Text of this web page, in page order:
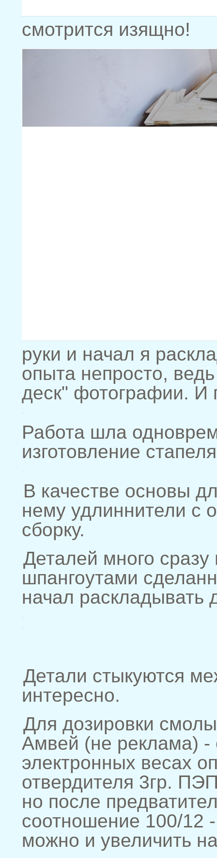
смотрится изящно!
руки и начал я
опыта непросто,
деск" фотографии. И
Работа шла
изготовление
В качестве основы
нему удлиннители с
сборку.
Деталей много
шпангоутами
начал раскладывать
Детали стыкуются
интересно.
Для дозировки
Амвей (не реклама) -
электронных весах
отвердителя 3гр.
но после
соотношение 100/12
можно и увеличить